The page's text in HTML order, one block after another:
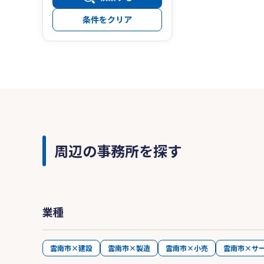
条件をクリア
周辺の事務所を探す
業種
雲南市×建設 雲南市×製造 雲南市×小売 雲南市×サ